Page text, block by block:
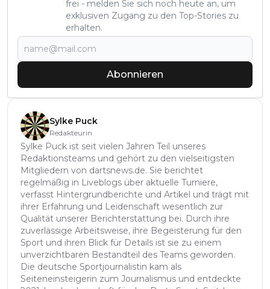
frei - melden Sie sich noch heute an, um
exklusiven Zugang zu den Top-Stories zu
erhalten.
Abonnieren
Sylke Puck
Redakteurin
Sylke Puck ist seit vielen Jahren Teil unseres
Redaktionsteams und gehört zu den vielseitigsten
Mitgliedern von dartsnews.de. Sie berichtet
regelmäßig in Liveblogs über aktuelle Turniere,
verfasst Hintergrundberichte und Artikel und trägt mit
ihrer Erfahrung und Leidenschaft wesentlich zur
Qualität unserer Berichterstattung bei. Durch ihre
zuverlässige Arbeitsweise, ihre Begeisterung für den
Sport und ihren Blick für Details ist sie zu einem
unverzichtbaren Bestandteil des Teams geworden.
Die deutsche Sportjournalistin kam als
Seiteneinsteigerin zum Journalismus und entdeckte